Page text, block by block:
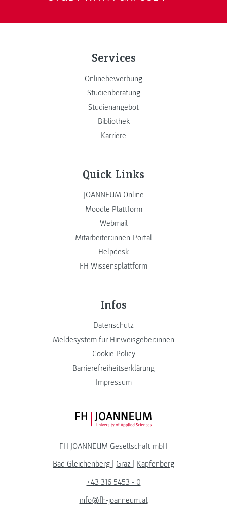
Services
Onlinebewerbung
Studienberatung
Studienangebot
Bibliothek
Karriere
Quick Links
JOANNEUM Online
Moodle Plattform
Webmail
Mitarbeiter:innen-Portal
Helpdesk
FH Wissensplattform
Infos
Datenschutz
Meldesystem für Hinweisgeber:innen
Cookie Policy
Barrierefreiheitserklärung
Impressum
FH JOANNEUM Logo
FH JOANNEUM Gesellschaft mbH
Bad Gleichenberg
Graz
Kapfenberg
+43 316 5453 - 0
info@fh-joanneum.at